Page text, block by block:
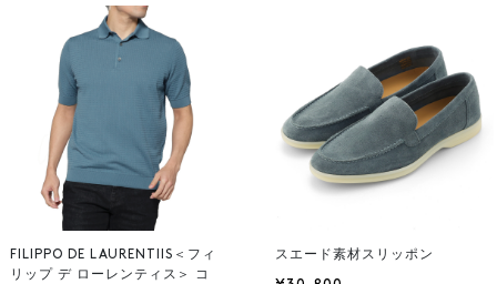
FILIPPO DE LAURENTIIS＜フィ
リップ デ ローレンティス＞ コ
スエード素材スリッポン